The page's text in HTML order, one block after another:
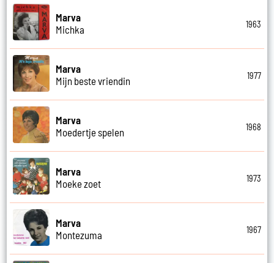
Marva
Michka
1963
Marva
Mijn beste vriendin
1977
Marva
Moedertje spelen
1968
Marva
Moeke zoet
1973
Marva
Montezuma
1967